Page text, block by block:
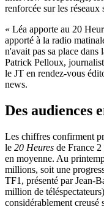
renforcée sur les réseaux
« Léa apporte au 20
apporté à la radio
n'avait pas sa place
Patrick Pelloux,
le JT en rendez-vous
news.
Des audiences
Les chiffres confirment
le 20 Heures de France
en moyenne. Au
millions, soit une
TF1, présenté par Jean-
million de
considérablement